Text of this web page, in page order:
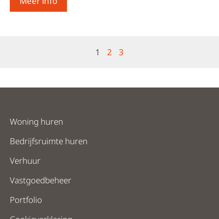
1 2 3
Woning huren
Bedrijfsruimte huren
Verhuur
Vastgoedbeheer
Portfolio